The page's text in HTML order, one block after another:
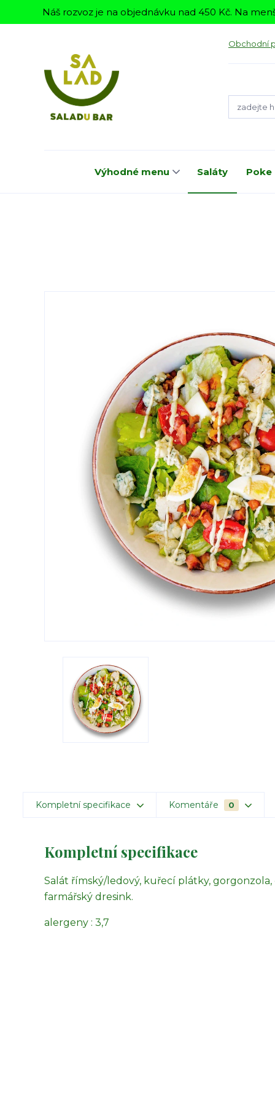
Náš rozvoz je na objednávku nad 450 Kč. Na
Obchodní
Výhodné menu Saláty Poke
Kompletní specifikace Komentáře 0
Kompletní specifikace
Salát římský/ledový, kuřecí plátky,
farmářský dresink.
alergeny : 3,7